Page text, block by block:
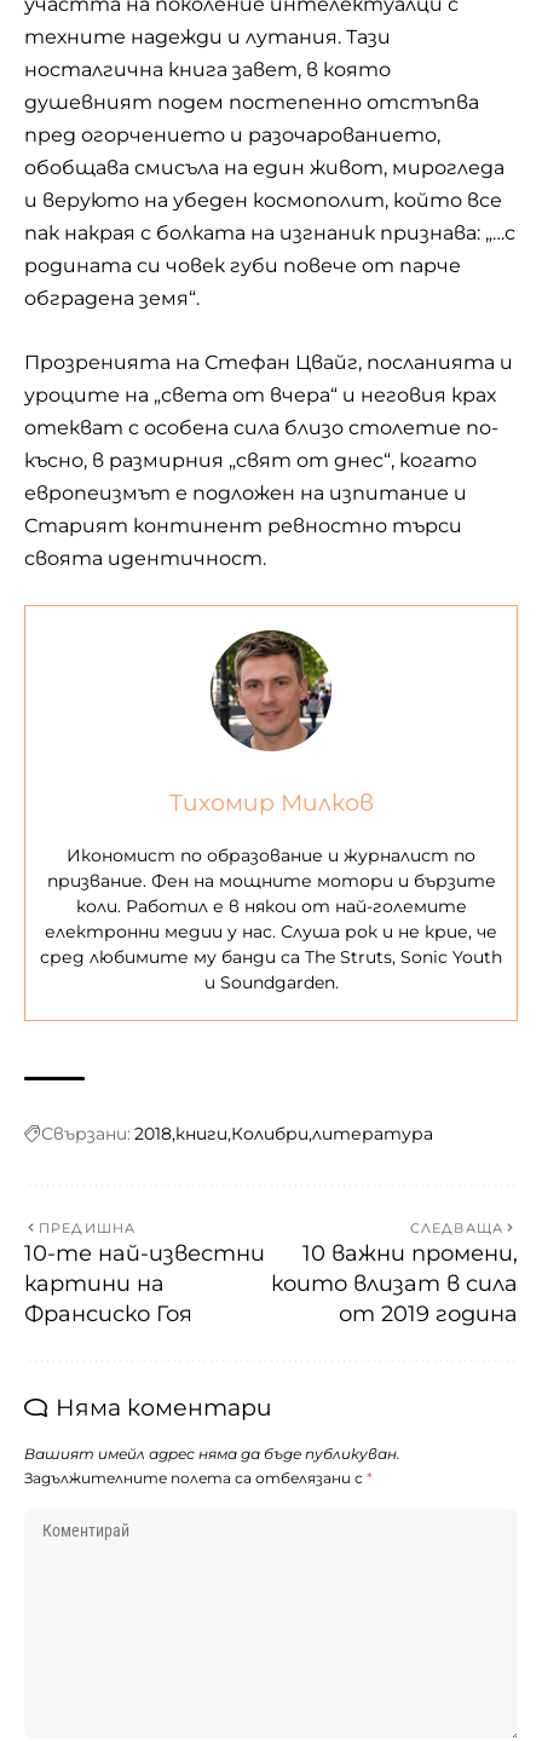
участта на поколение интелектуалци с
техните надежди и лутания. Тази
носталгична книга завет, в която
душевният подем постепенно отстъпва
пред огорчението и разочарованието,
обобщава смисъла на един живот, мирогледа
и веруюто на убеден космополит, който все
пак накрая с болката на изгнаник признава: „…с
родината си човек губи повече от парче
обградена земя“.
Прозренията на Стефан Цвайг, посланията и
уроците на „света от вчера“ и неговия крах
отекват с особена сила близо столетие по-
късно, в размирния „свят от днес“, когато
европеизмът е подложен на изпитание и
Старият континент ревностно търси
своята идентичност.
Тихомир Милков
Икономист по образование и журналист по
призвание. Фен на мощните мотори и бързите
коли. Работил е в някои от най-големите
електронни медии у нас. Слуша рок и не крие, че
сред любимите му банди са The Struts, Sonic Youth
и Soundgarden.
Свързани: 2018 книги Колибри литература
ПРЕДИШНА
10-те най-известни
картини на
Франсиско Гоя
СЛЕДВАЩА
10 важни промени,
които влизат в сила
от 2019 година
Няма коментари
Вашият имейл адрес няма да бъде публикуван.
Задължителните полета са отбелязани с *